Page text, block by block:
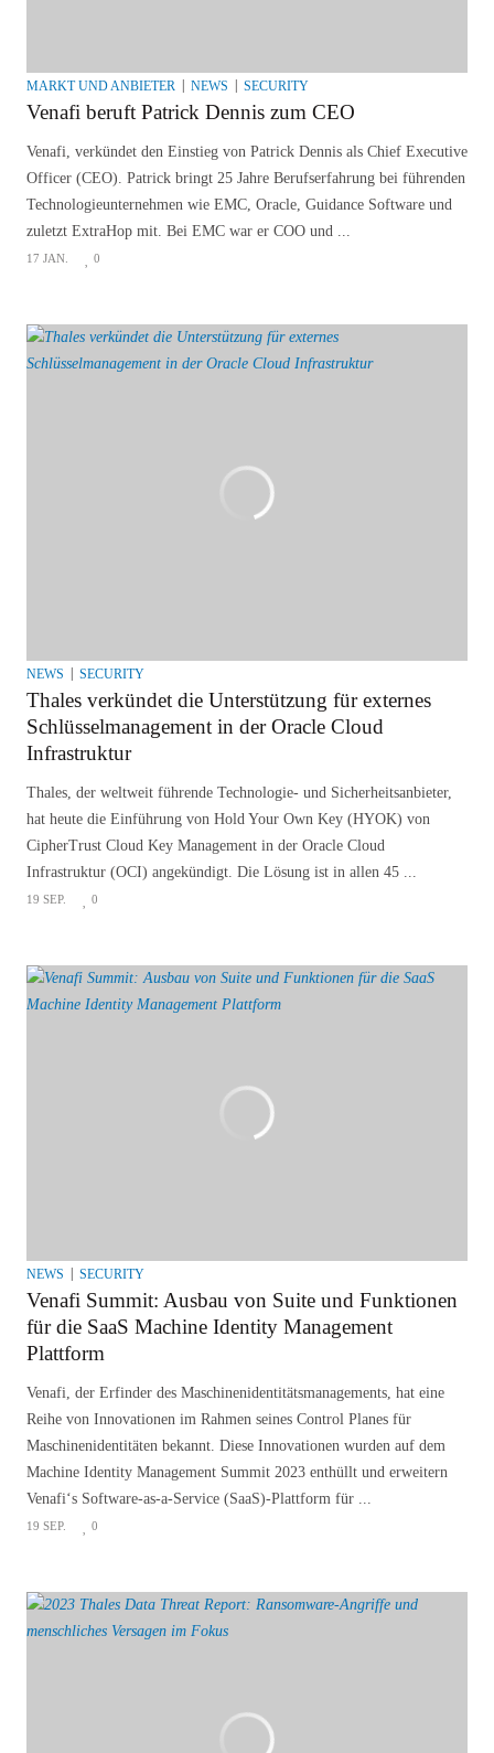
MARKT UND ANBIETER NEWS SECURITY
Venafi beruft Patrick Dennis zum CEO
Venafi, verkündet den Einstieg von Patrick Dennis als Chief Executive
Officer (CEO). Patrick bringt 25 Jahre Berufserfahrung bei führenden
Technologieunternehmen wie EMC, Oracle, Guidance Software und
zuletzt ExtraHop mit. Bei EMC war er COO und ...
17 JAN. 0
NEWS SECURITY
Thales verkündet die Unterstützung für externes
Schlüsselmanagement in der Oracle Cloud
Infrastruktur
Thales, der weltweit führende Technologie- und Sicherheitsanbieter,
hat heute die Einführung von Hold Your Own Key (HYOK) von
CipherTrust Cloud Key Management in der Oracle Cloud
Infrastruktur (OCI) angekündigt. Die Lösung ist in allen 45 ...
19 SEP. 0
NEWS SECURITY
Venafi Summit: Ausbau von Suite und Funktionen
für die SaaS Machine Identity Management
Plattform
Venafi, der Erfinder des Maschinenidentitätsmanagements, hat eine
Reihe von Innovationen im Rahmen seines Control Planes für
Maschinenidentitäten bekannt. Diese Innovationen wurden auf dem
Machine Identity Management Summit 2023 enthüllt und erweitern
Venafi‘s Software-as-a-Service (SaaS)-Plattform für ...
19 SEP. 0